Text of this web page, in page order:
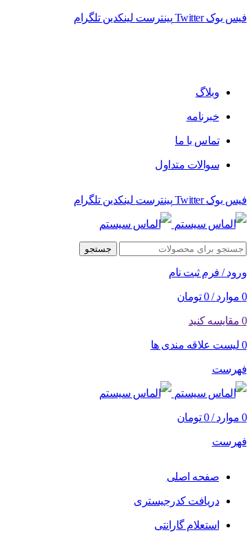
فیس بوک Twitter پینترست لینکدین تلگرام
وبلاگ
خبرنامه
تماس با ما
سوالات متداول
فیس بوک Twitter پینترست لینکدین تلگرام
جستجو
ورود / فرم ثبت نام
0 موارد /
0 تومان
0 مقایسه کنید
0 لیست علاقه مندی ها
فهرست
0 موارد /
0 تومان
فهرست
صفحه اصلی
دریافت کدرجیستری
استعلام گارانتی